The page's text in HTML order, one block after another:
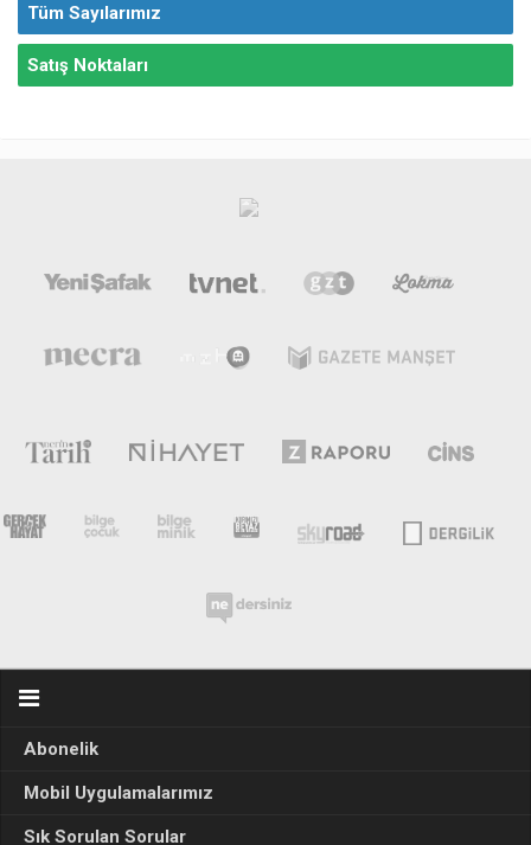
Tüm Sayılarımız
Satış Noktaları
Abonelik
Mobil Uygulamalarımız
Sık Sorulan Sorular